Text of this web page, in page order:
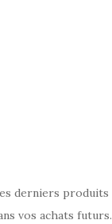
derniers produits
vos achats futurs.